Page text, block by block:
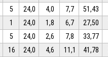
5 24,0 4,0 7,7 51,43
1 24,0 1,8 6,7 27,50
5 24,0 2,6 7,8 33,77
16 24,0 4,6 11,1 41,78